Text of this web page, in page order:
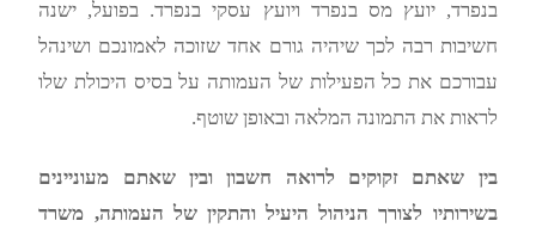
בנפרד, יועץ מס בנפרד ויועץ עסקי בנפרד. בפועל, ישנה
חשיבות רבה לכך שיהיה גורם אחד שזוכה לאמונכם ושינהל
עבורכם את כל הפעילות של העמותה על בסיס היכולת שלו
לראות את התמונה המלאה ובאופן שוטף.
בין שאתם זקוקים לרואה חשבון ובין שאתם מעוניינים
בשירותיו לצורך הניהול היעיל והתקין של העמותה, משרד